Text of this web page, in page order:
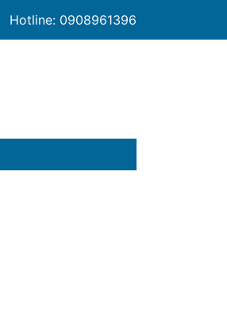
Hotline: 0908961396